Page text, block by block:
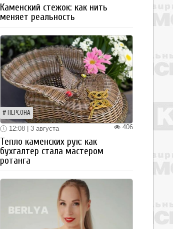
Каменский стежок: как нить
меняет реальность
ПЕРСОНА
406
12:08 | 3 августа
Тепло каменских рук: как
бухгалтер стала мастером
ротанга